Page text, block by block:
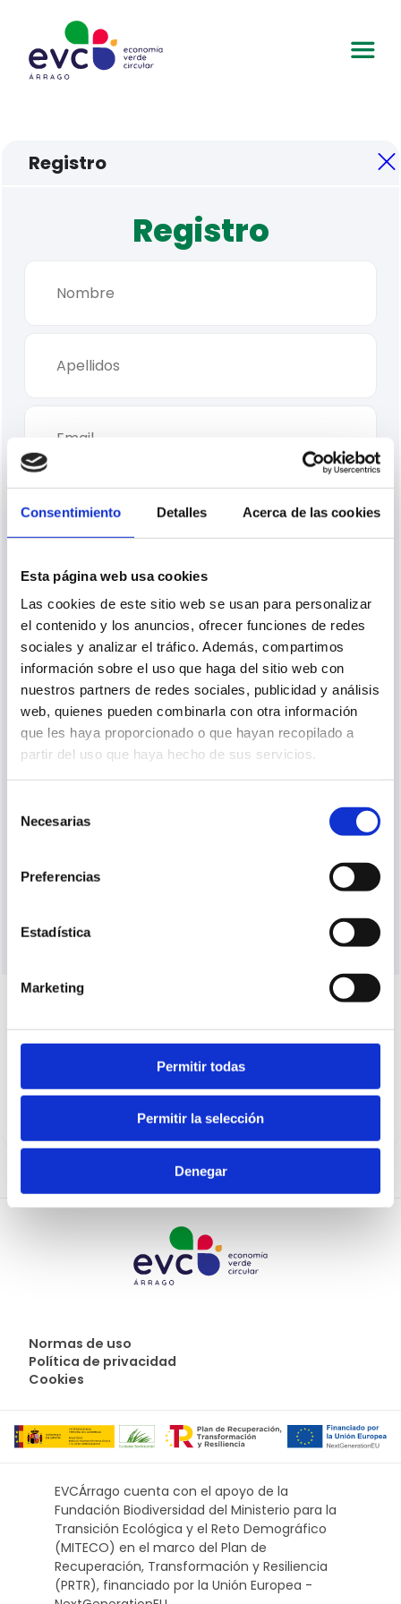
Consentimiento Detalles Acerca de las cookies
Esta página web usa cookies
Las cookies de este sitio web se usan para personalizar
el contenido y los anuncios, ofrecer funciones de redes
sociales y analizar el tráfico. Además, compartimos
información sobre el uso que haga del sitio web con
nuestros partners de redes sociales, publicidad y análisis
web, quienes pueden combinarla con otra información
que les haya proporcionado o que hayan recopilado a
partir del uso que haya hecho de sus servicios.
Necesarias
Preferencias
Estadística
Marketing
Permitir todas
Permitir la selección
Denegar
Registro
Registro
Género
Vuelve a introducir la misma contraseña para verificarla.
Acepto la
normas de uso
del portal
¿Ya eres usuario/a?Entrar
Normas de uso
Política de privacidad
Cookies
EVCÁrrago cuenta con el apoyo de la
Fundación Biodiversidad del Ministerio para la
Transición Ecológica y el Reto Demográfico
(MITECO) en el marco del Plan de
Recuperación, Transformación y Resiliencia
(PRTR), financiado por la Unión Europea -